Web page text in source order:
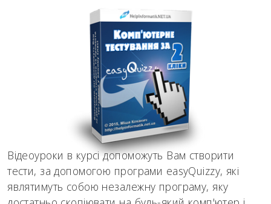
Відеоуроки в курсі допоможуть Вам створити
тести, за допомогою програми easyQuizzy, які
являтимуть собою незалежну програму, яку